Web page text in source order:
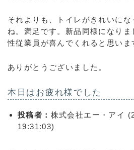
それよりも、トイレがきれいに
ね。満足です。新品同様になり
性従業員が喜んでくれると思いま
ありがとうございました。
本日はお疲れ様でした
投稿者： 株式会社エー・アイ
19:31:03)